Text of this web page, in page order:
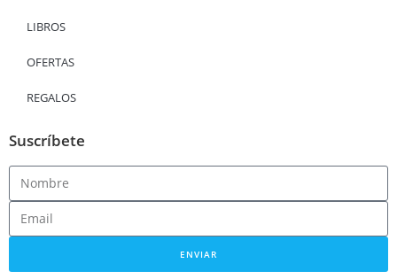
LIBROS
OFERTAS
REGALOS
Suscríbete
ENVIAR